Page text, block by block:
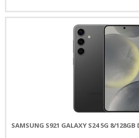
SAMSUNG S921 GALAXY S24 5G 8/128GB